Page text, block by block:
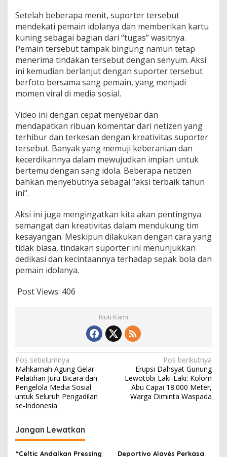
Setelah beberapa menit, suporter tersebut
mendekati pemain idolanya dan memberikan kartu
kuning sebagai bagian dari “tugas” wasitnya.
Pemain tersebut tampak bingung namun tetap
menerima tindakan tersebut dengan senyum. Aksi
ini kemudian berlanjut dengan suporter tersebut
berfoto bersama sang pemain, yang menjadi
momen viral di media sosial.
Video ini dengan cepat menyebar dan
mendapatkan ribuan komentar dari netizen yang
terhibur dan terkesan dengan kreativitas suporter
tersebut. Banyak yang memuji keberanian dan
kecerdikannya dalam mewujudkan impian untuk
bertemu dengan sang idola. Beberapa netizen
bahkan menyebutnya sebagai “aksi terbaik tahun
ini”.
Aksi ini juga mengingatkan kita akan pentingnya
semangat dan kreativitas dalam mendukung tim
kesayangan. Meskipun dilakukan dengan cara yang
tidak biasa, tindakan suporter ini menunjukkan
dedikasi dan kecintaannya terhadap sepak bola dan
pemain idolanya.
Post Views: 406
Ikuti Kami
Navigasi
pos
Pos sebelumnya
Mahkamah Agung Gelar
Pelatihan Juru Bicara dan
Pengelola Media Sosial
untuk Seluruh Pengadilan
se-Indonesia
Pos berikutnya
Erupsi Dahsyat Gunung
Lewotobi Laki-Laki: Kolom
Abu Capai 18.000 Meter,
Warga Diminta Waspada
Jangan Lewatkan
“Celtic Andalkan Pressing
Deportivo Alavés Perkasa